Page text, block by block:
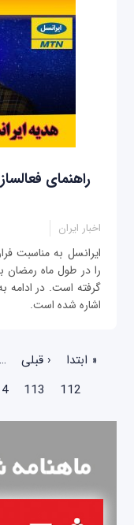
راهنمای
اخبار ایران
ایرانسل به مناسبت
را در طول ماه رمضان
گرفته است. در ادامه
اشاره شده است.
صفحه‌ها
« ابتدا ‹ قبلی …
112
113